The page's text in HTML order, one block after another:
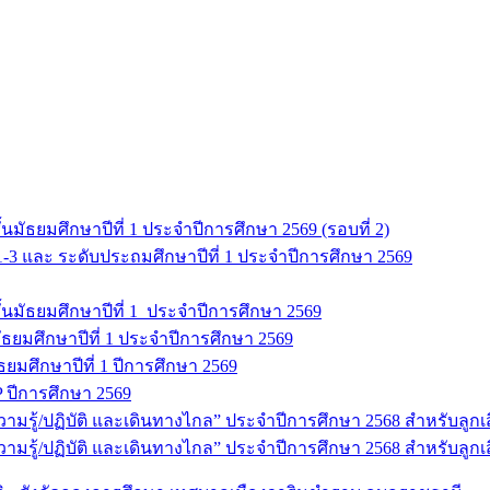
มัธยมศึกษาปีที่ 1 ประจำปีการศึกษา 2569 (รอบที่ 2)
และ ระดับประถมศึกษาปีที่ 1 ประจำปีการศึกษา 2569
มัธยมศึกษาปีที่ 1 ประจำปีการศึกษา 2569
มศึกษาปีที่ 1 ประจำปีการศึกษา 2569
มศึกษาปีที่ 1 ปีการศึกษา 2569
ปีการศึกษา 2569
มรู้/ปฏิบัติ และเดินทางไกล” ประจำปีการศึกษา 2568 สำหรับลู
มรู้/ปฏิบัติ และเดินทางไกล” ประจำปีการศึกษา 2568 สำหรับลู